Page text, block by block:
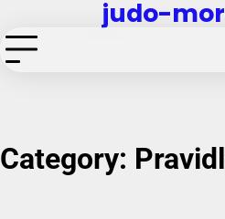
to
content
judo-
Category: